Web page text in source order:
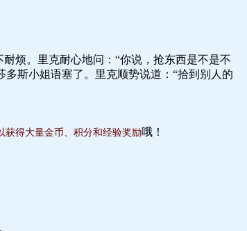
烦。里克耐心地问：“你说，抢东西是不是不
斯小姐语塞了。里克顺势说道：“拾到别人的
获得大量金币、积分和经验奖励哦！